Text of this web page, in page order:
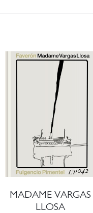
MADAME VARGAS
LLOSA